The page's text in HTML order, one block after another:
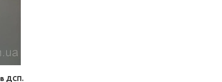
ДСП.